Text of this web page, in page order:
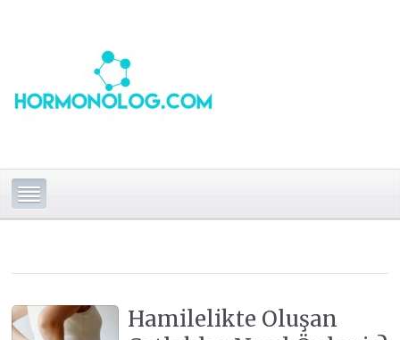
Hamilelikte Oluşan